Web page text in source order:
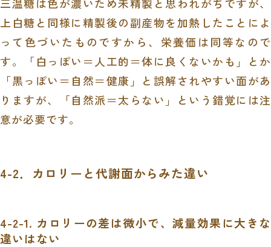
三温糖は色が濃いため未精製と思われがちですが、
上白糖と同様に精製後の副産物を加熱したことによ
って色づいたものですから、栄養価は同等なので
す。「白っぽい＝人工的＝体に良くないかも」とか
「黒っぽい＝自然＝健康」と誤解されやすい面があ
りますが、「自然派＝太らない」という錯覚には注
意が必要です。
4-2．カロリーと代謝面からみた違い
4-2-1. カロリーの差は微小で、減量効果に大きな
違いはない